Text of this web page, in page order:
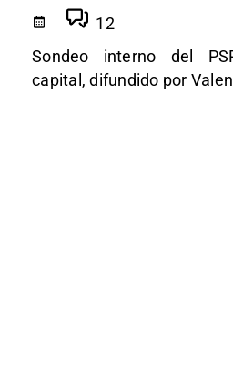
12
Sondeo interno del
capital, difundido por